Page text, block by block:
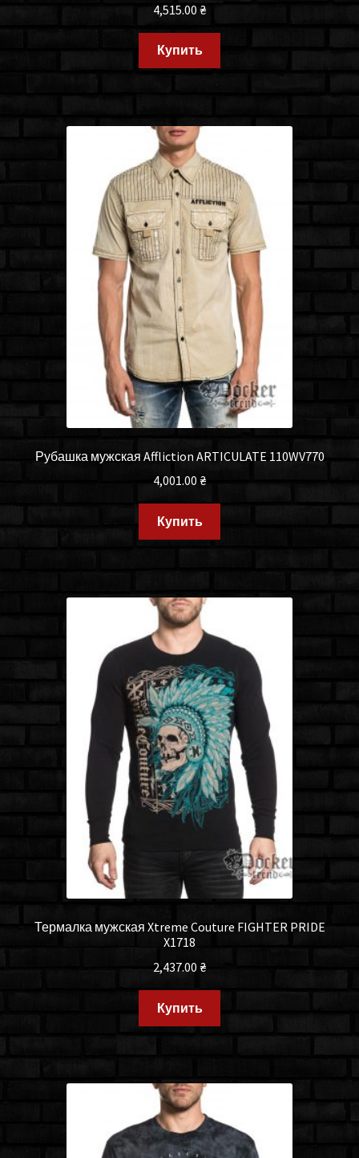
4,515.00₴
Купить
Рубашка мужская Affliction ARTICULATE 110WV770
4,001.00 ₴
Купить
Термалка мужская Xtreme Couture FIGHTER PRIDE
X1718
2,437.00 ₴
Купить